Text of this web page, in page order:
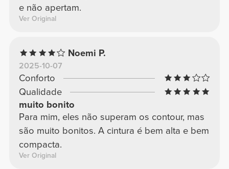
e não apertam.
Ver Original
Noemi P.
2025-10-07
Conforto
Qualidade
muito bonito
Para mim, eles não superam os contour, mas
são muito bonitos. A cintura é bem alta e bem
compacta.
Ver Original